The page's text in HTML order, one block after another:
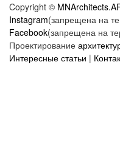
Copyright ©
Instagram(запрещена на
Facebook(запрещена на
Проектирование
Интересные статьи |